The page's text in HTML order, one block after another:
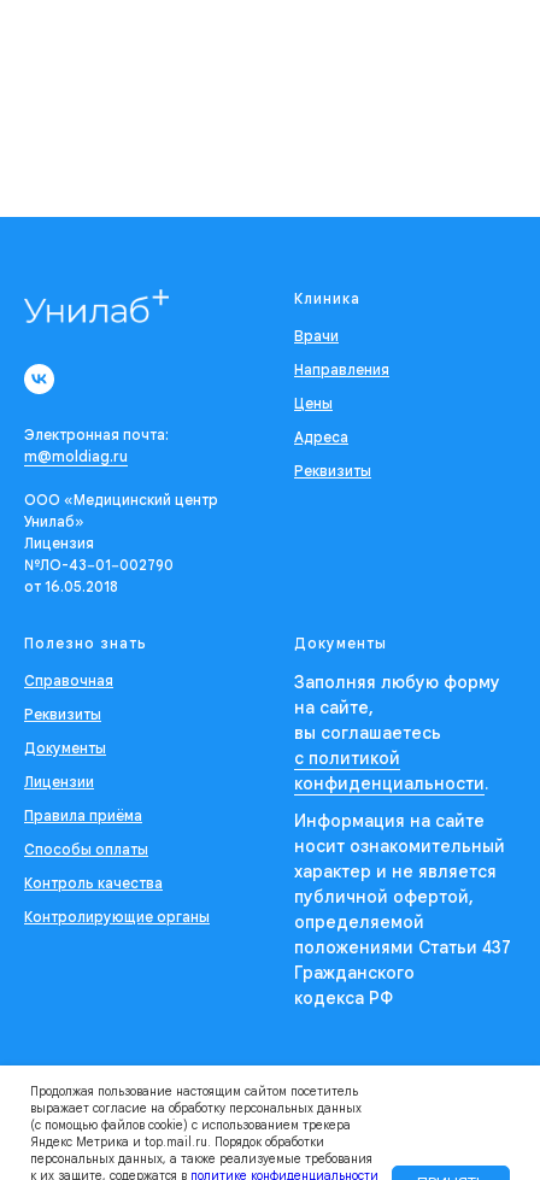
Электронная почта:
m@moldiag.ru
ООО «Медицинский центр
Унилаб»
Лицензия
№ЛО-43−01−002790
от 16.05.2018
Клиника
Врачи
Направления
Цены
Адреса
Реквизиты
Полезно знать
Справочная
Реквизиты
Документы
Лицензии
Правила приёма
Способы оплаты
Контроль качества
Контролирующие органы
Документы
Заполняя любую форму
на сайте,
вы соглашаетесь
с политикой
конфиденциальности.
Информация на сайте
носит ознакомительный
характер и не является
публичной офертой,
определяемой
положениями Статьи 437
Гражданского
кодекса РФ
Александр Шустов
Продолжая пользование настоящим сайтом посетитель
выражает согласие на обработку персональных данных
(с помощью файлов cookie) с использованием трекера
Яндекс Метрика и top.mail.ru. Порядок обработки
персональных данных, а также реализуемые требования
к их защите, содержатся в политике конфиденциальности